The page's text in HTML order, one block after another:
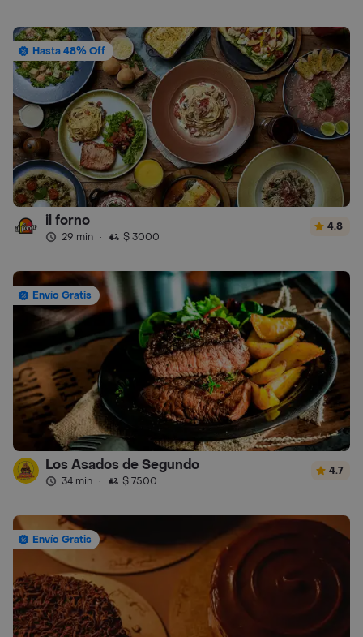
Hasta 48% Off
il forno
29 min · $ 3000
4.8
Envío Gratis
Los Asados de Segundo
34 min · $ 7500
4.7
Envío Gratis